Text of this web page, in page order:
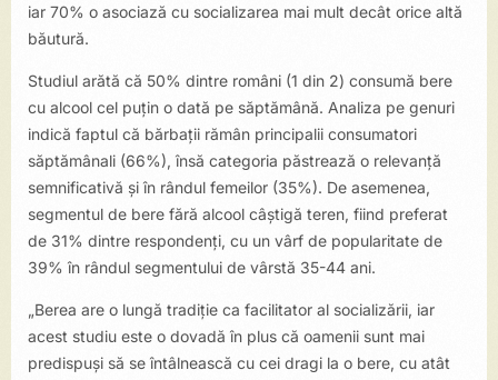
iar 70% o asociază cu socializarea mai mult decât orice altă
băutură.
Studiul arătă că 50% dintre români (1 din 2) consumă bere
cu alcool cel puțin o dată pe săptămână. Analiza pe genuri
indică faptul că bărbații rămân principalii consumatori
săptămânali (66%), însă categoria păstrează o relevanță
semnificativă și în rândul femeilor (35%). De asemenea,
segmentul de bere fără alcool câștigă teren, fiind preferat
de 31% dintre respondenți, cu un vârf de popularitate de
39% în rândul segmentului de vârstă 35-44 ani.
„Berea are o lungă tradiție ca facilitator al socializării, iar
acest studiu este o dovadă în plus că oamenii sunt mai
predispuși să se întâlnească cu cei dragi la o bere, cu atât